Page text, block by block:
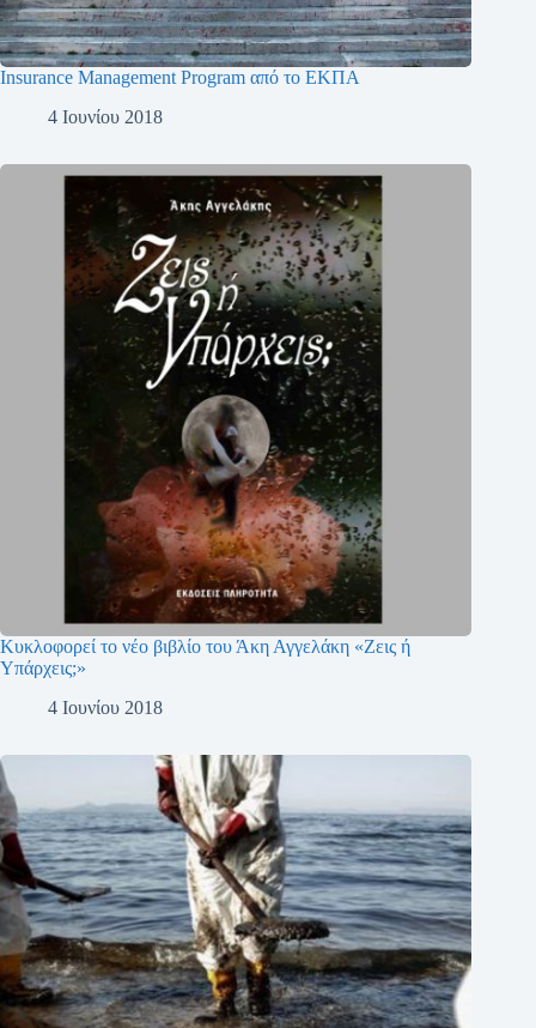
Insurance Management Program από το ΕΚΠΑ
4 Ιουνίου 2018
Κυκλοφορεί το νέο βιβλίο του Άκη Αγγελάκη «Ζεις ή
Υπάρχεις;»
4 Ιουνίου 2018